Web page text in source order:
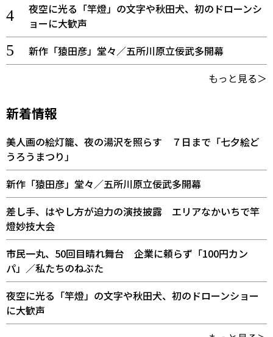
夜空に光る「竿燈」の文字や秋田犬、初のドローンシ
ョーに大歓声
新作「猿田彦」堂々／五所川原立佞武多開幕
もっと見る＞
新着情報
美人画の絵灯籠、夜の湯沢を照らす ７日まで「七夕絵ど
うろうまつり」
新作「猿田彦」堂々／五所川原立佞武多開幕
差し手、はやし方が迫力の演技披露 エリアなかいちで竿
燈妙技大会
市民一丸、50回目晴れ舞台 企業に頼らず「100円カン
パ」／私たちのねぶた
夜空に光る「竿燈」の文字や秋田犬、初のドローンショー
に大歓声